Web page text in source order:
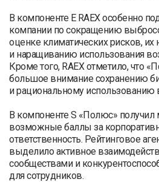
В компоненте E RAEX особенно
компании по сокращению
оценке климатических рисков,
и наращиванию использования
Кроме того, RAEX отметило, что
большое внимание сохранению
и рациональному использованию
В компоненте S «Полюс» получил
возможные баллы за
ответственность. Рейтинговое
выделило активное
сообществами и
для сотрудников.